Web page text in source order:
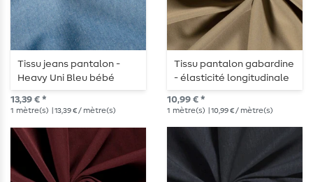
Tissu jeans pantalon -
Heavy Uni Bleu bébé
13,39 € *
1 mètre(s) | 13,39 € / mètre(s)
Tissu pantalon gabardine
- élasticité longitudinale
brun chameau
10,99 € *
1 mètre(s) | 10,99 € / mètre(s)